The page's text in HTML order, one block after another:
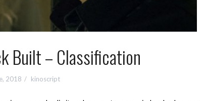
Built – Classification
2018 kinoscript